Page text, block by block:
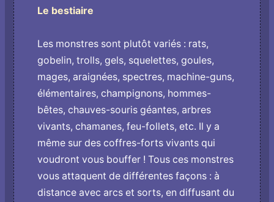
Le bestiaire
Les monstres sont plutôt variés : rats,
gobelin, trolls, gels, squelettes, goules,
mages, araignées, spectres, machine-guns,
élémentaires, champignons, hommes-
bêtes, chauves-souris géantes, arbres
vivants, chamanes, feu-follets, etc. Il y a
même sur des coffres-forts vivants qui
voudront vous bouffer ! Tous ces monstres
vous attaquent de différentes façons : à
distance avec arcs et sorts, en diffusant du